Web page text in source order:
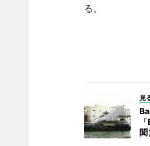
る。
見
聞